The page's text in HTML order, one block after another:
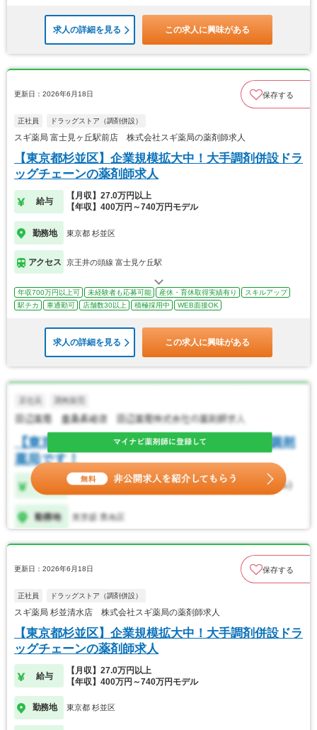
求人の詳細を見る この求人に興味がある
更新日：2026年6月18日 保存する
正社員 ドラッグストア（調剤併設）
スギ薬局 富士見ヶ丘駅前店 株式会社スギ薬局の薬剤師求人
【東京都杉並区】企業規模拡大中！大手調剤併設ドラ
ッグチェーンの薬剤師求人
給与
【月収】27.0万円以上
【年収】400万円～740万円モデル
勤務地 東京都 杉並区
アクセス 京王井の頭線 富士見ケ丘駅
年収700万円以上可 未経験者も応募可能 産休・育休取得実績有り
スキルアップ
駅チカ
車通勤可 店舗数30以上 積極採用中 WEB面接OK
求人の詳細を見る この求人に興味がある
更新日：2026年6月18日 保存する
正社員 ドラッグストア（調剤併設）
スギ薬局 杉並清水店 株式会社スギ薬局の薬剤師求人
【東京都杉並区】企業規模拡大中！大手調剤併設ドラ
ッグチェーンの薬剤師求人
給与
【月収】27.0万円以上
【年収】400万円～740万円モデル
勤務地 東京都 杉並区